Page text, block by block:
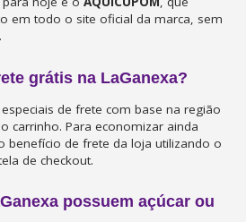
em todo o site oficial da marca, sem
grátis na LaGanexa?
de frete com base na região
carrinho. Para economizar ainda
benefício de frete da loja utilizando o
de checkout.
possuem açúcar ou